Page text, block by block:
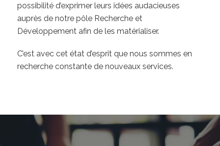
possibilité d’exprimer leurs idées audacieuses
auprès de notre pôle Recherche et
Développement afin de les matérialiser.
C’est avec cet état d’esprit que nous sommes en
recherche constante de nouveaux services.